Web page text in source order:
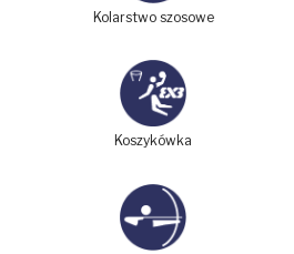
Kolarstwo szosowe
Koszykówka